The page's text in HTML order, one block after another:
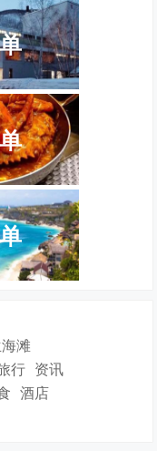
滩
行 资讯
酒店